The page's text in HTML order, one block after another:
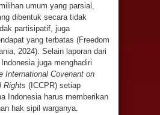
umum yang parsial,
dibentuk secara tidak
partisipatif, juga
yang terbatas (Freedom
2024). Selain laporan dari
juga menghadiri
International Covenant on
Rights (ICCPR) setiap
Indonesia harus memberikan
hak sipil warganya.